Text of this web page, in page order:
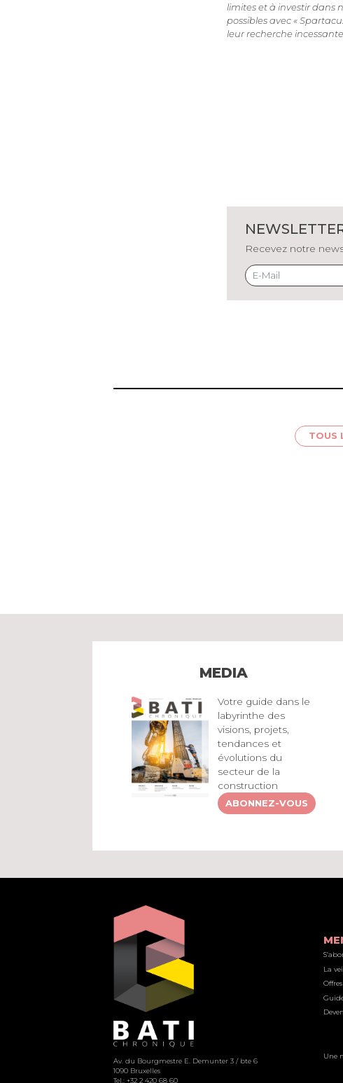
limites et à investir dans
possibles avec «
leur recherche
Recevez notre
TOUS
MEDIA
Votre guide dans le
labyrinthe des
visions, projets,
tendances et
évolutions du
secteur de la
construction
ABONNEZ-VOUS
Av. du Bourgmestre E. Demunter 3 / bte 6
1090 Bruxelles
Tel.: +32 2 420 68 60
La
Une